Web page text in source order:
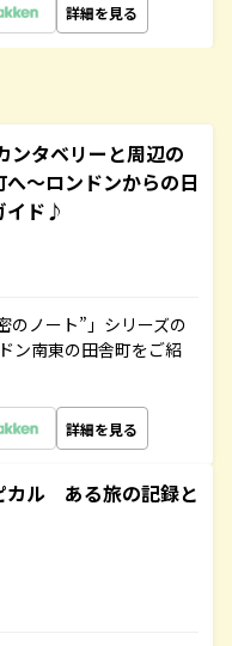
詳細を見る
ンタベリーと周辺の
～ロンドンからの日
イド♪
のノート”」シリーズの
ン南東の田舎町をご紹
詳細を見る
カル ある旅の記録と